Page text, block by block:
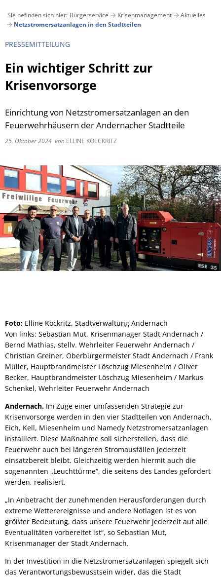
Veranstaltungskalender
Pressemitteilungen 2026
Archiv Pressemitteilungen 2025
Ämter und Abteilungen von A-Z
Bankverbindungen
Bürgerbüro
Grünschnitt / Umweltmobil
Krisenmanagement
Leistungen A-Z
Rats- und Bürgerinfosystem
Schaden melden
Wahlen
Zulassungsstelle
Öffnungszeiten
Verwaltung
Ausschreibungen
Bauen und Wohnen
Stadtentwicklung und
Bauen
Bebauungspläne/
Energieberatung
Kommunale Wärmeplanung
Bauleitpläne im Verfahren
Bürgermeister
Datenschutz
Haushalt
Haushaltspläne
Interaktiver Haushaltsplan
Impressum
Leitbild
Öffentliche Bekanntmachungen
Ortsrecht/Bauleitpläne
Satzungen
Polizei- und sonstige
Zweckvereinbarungen,
Bebauungspläne und
Sonstige Satzungen nach
Veränderungssperren
Sitzungstermine
Stellenausschreibungen
Stadt
Andernach in Zahlen
Essbare Stadt
Kinder, Jugend und Familie
Medizinische Versorgung
"Smarte" Bahnhofstraße
Sport und Bäder
Stadtteile
Eich
Zella-
Politik
Beiräte
Sie befinden sich hier: Bürgerservice Krisenmanagement
Aktuelles
Netzstromersatzanlagen in den Stadtteilen
PRESSEMITTEILUNG
Ein wichtiger Schritt zur
Krisenvorsorge
Einrichtung von Netzstromersatzanlagen an den
Feuerwehrhäusern der Andernacher Stadtteile
25. Oktober 2024 von ELLINE KOECKRITZ
Foto: Elline Köckritz, Stadtverwaltung Andernach
Von links: Sebastian Mut, Krisenmanager Stadt Andernach /
Bernd Mathias, stellv. Wehrleiter Feuerwehr Andernach /
Christian Greiner, Oberbürgermeister Stadt Andernach / Frank
Müller, Hauptbrandmeister Löschzug Miesenheim / Oliver
Becker, Hauptbrandmeister Löschzug Miesenheim / Markus
Schenkel, Wehrleiter Feuerwehr Andernach
Andernach. Im Zuge einer umfassenden Strategie zur
Krisenvorsorge werden in den vier Stadtteilen von Andernach,
Eich, Kell, Miesenheim und Namedy Netzstromersatzanlagen
installiert. Diese Maßnahme soll sicherstellen, dass die
Feuerwehr auch bei längeren Stromausfällen jederzeit
einsatzbereit bleibt. Gleichzeitig werden hiermit auch die
sogenannten „Leuchttürme“, die seitens des Landes gefordert
werden, realisiert.
„In Anbetracht der zunehmenden Herausforderungen durch
extreme Wetterereignisse und andere Notlagen ist es von
größter Bedeutung, dass unsere Feuerwehr jederzeit auf alle
Eventualitäten vorbereitet ist“, so Sebastian Mut,
Krisenmanager der Stadt Andernach.
In der Investition in die Netzstromersatzanlagen spiegelt sich
das Verantwortungsbewusstsein wider, das die Stadt